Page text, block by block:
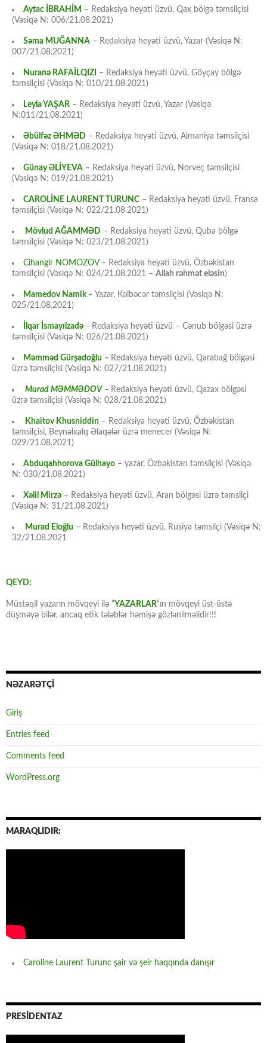
Aytac İBRAHİM – Redaksiya heyəti üzvü, Qax bölgə təmsilçisi
(Vəsiqə N: 006/21.08.2021)
Səma MUĞANNA – Redaksiya heyəti üzvü, Yazar (Vəsiqə N:
007/21.08.2021)
Nuranə RAFAİLQIZI
– Redaksiya heyəti üzvü, Göyçay bölgə
təmsilçisi (Vəsiqə N: 010/21.08.2021)
Leyla YAŞAR – Redaksiya heyəti üzvü, Yazar (Vəsiqə
N:011/21.08.2021)
Əbülfəz ƏHMƏD – Redaksiya heyəti üzvü, Almaniya təmsilçisi
(Vəsiqə N: 018/21.08.2021)
Günay ƏLİYEVA – Redaksiya heyəti üzvü, Norveç təmsilçisi
(Vəsiqə N: 019/21.08.2021)
CAROLİNE LAURENT TURUNC – Redaksiya heyəti üzvü, Fransa
təmsilçisi (Vəsiqə N: 022/21.08.2021)
Mövlud AĞAMMƏD – Redaksiya heyəti üzvü, Quba bölgə
təmsilçisi (Vəsiqə N: 023/21.08.2021)
Cihangir NOMOZOV– Redaksiya heyəti üzvü, Özbəkistan
təmsilçisi (Vəsiqə N: 024/21.08.2021 – Allah rəhmət eləsin)
Mamedov Namik– Yazar, Kəlbəcər təmsilçisi (Vəsiqə N:
025/21.08.2021)
İlqar İsmayılzadə – Redaksiya heyəti üzvü – Cənub bölgəsi üzrə
təmsilçisi (Vəsiqə N: 026/21.08.2021)
Məmməd Gürşadoğlu – Redaksiya heyəti üzvü, Qarabağ bölgəsi
üzrə təmsilçisi (Vəsiqə N: 027/21.08.2021)
Murad MƏMMƏDOV – Redaksiya heyəti üzvü, Qazax bölgəsi
üzrə təmsilçisi (Vəsiqə N: 028/21.08.2021)
Khaitov Khusniddin – Redaksiya heyəti üzvü, Özbəkistan
təmsilçisi, Beynəlxalq Əlaqələr üzrə menecer (Vəsiqə N:
029/21.08.2021)
Abduqahhorova Gülhayo – yazar, Özbəkistan təmsilçisi (Vəsiqə
N: 030/21.08.2021)
Xəlil Mirzə – Redaksiya heyəti üzvü, Aran bölgəsi üzrə təmsilçi
(Vəsiqə N: 31/21.08.2021)
Murad Eloğlu – Redaksiya heyəti üzvü, Rusiya təmsilçi (Vəsiqə N:
32/21.08.2021
QEYD:
Müstəqil yazarın mövqeyi ilə “YAZARLAR“ın mövqeyi üst-üstə
düşməyə bilər, ancaq etik tələblər həmişə gözlənilməlidir!!!
NƏZARƏTÇİ
Giriş
Entries feed
Comments feed
WordPress.org
MARAQLIDIR:
Caroline Laurent Turunc şair və şeir haqqında danışır
PRESİDENTAZ